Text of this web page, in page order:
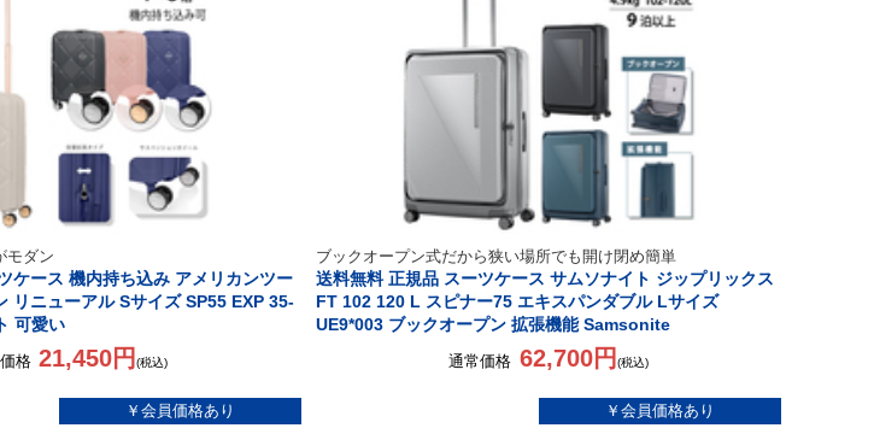
モダン
ケース 機内持ち込み アメリカンツー
リニューアル Sサイズ SP55 EXP 35-
可愛い
格 21,450円(税込)
ブックオープン式だから狭い場所でも開け閉め簡単
送料無料 正規品 スーツケース サムソナイト ジップリックス
FT 102 120 L スピナー75 エキスパンダブル Lサイズ
UE9*003 ブックオープン 拡張機能 Samsonite
通常価格 62,700円 (税込)